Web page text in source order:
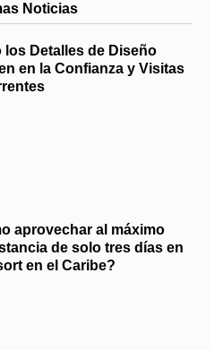
Noticias
los Detalles de Diseño
en la Confianza y Visitas
aprovechar al máximo
de solo tres días en
en el Caribe?